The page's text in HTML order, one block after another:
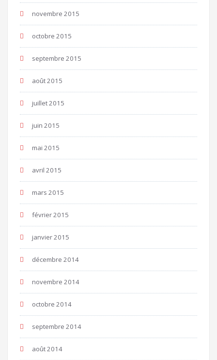
novembre 2015
octobre 2015
septembre 2015
août 2015
juillet 2015
juin 2015
mai 2015
avril 2015
mars 2015
février 2015
janvier 2015
décembre 2014
novembre 2014
octobre 2014
septembre 2014
août 2014